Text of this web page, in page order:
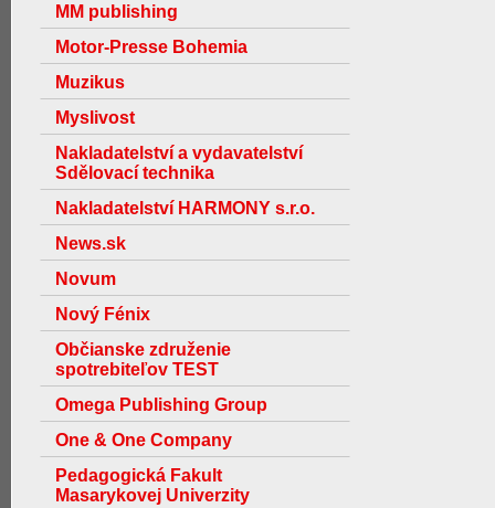
MM publishing
Motor-Presse Bohemia
Muzikus
Myslivost
Nakladatelství a vydavatelství
Sdělovací technika
Nakladatelství HARMONY s.r.o.
News.sk
Novum
Nový Fénix
Občianske združenie
spotrebiteľov TEST
Omega Publishing Group
One & One Company
Pedagogická Fakult
Masarykovej Univerzity